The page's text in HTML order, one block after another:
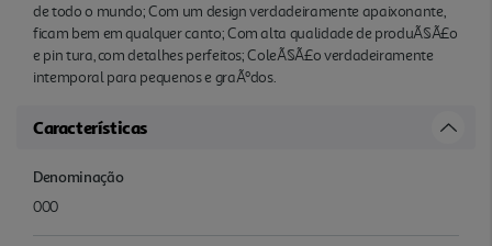
de todo o mundo; Com um design verdadeiramente apaixonante,
ficam bem em qualquer canto; Com alta qualidade de produÃ§Ã£o
e pin tura, com detalhes perfeitos; ColeÃ§Ã£o verdadeiramente
intemporal para pequenos e graÃºdos.
Características
Denominação
000